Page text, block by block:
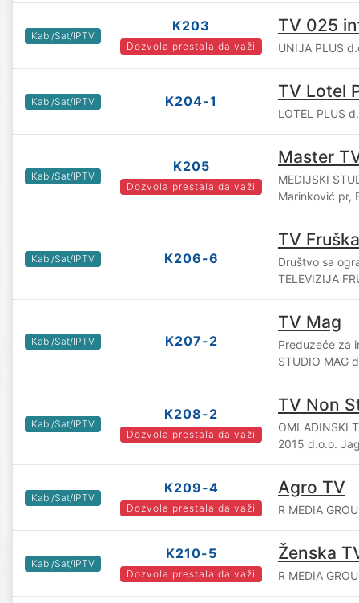
Kabl/Sat/IPTV
K203
Dozvola prestala da važi
TV 025
UNIJA PLUS
Kabl/Sat/IPTV K204-1 TV Lotel
LOTEL PLUS
Kabl/Sat/IPTV
K205
Dozvola prestala da važi
Master
MEDIJSKI
Marinković pr,
Kabl/Sat/IPTV K206-6
TV
Društvo sa
TELEVIZIJA
Kabl/Sat/IPTV K207-2
TV Mag
Preduzeće za
STUDIO MAG
Kabl/Sat/IPTV
K208-2
Dozvola prestala da važi
TV Non
OMLADINSKI
2015 d.o.o.
Kabl/Sat/IPTV
K209-4
Dozvola prestala da važi
Agro TV
R MEDIA
Kabl/Sat/IPTV
K210-5
Dozvola prestala da važi
Ženska
R MEDIA